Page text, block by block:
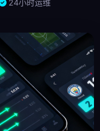
24小时运维